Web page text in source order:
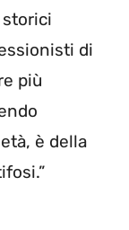
storici
di
più
è della